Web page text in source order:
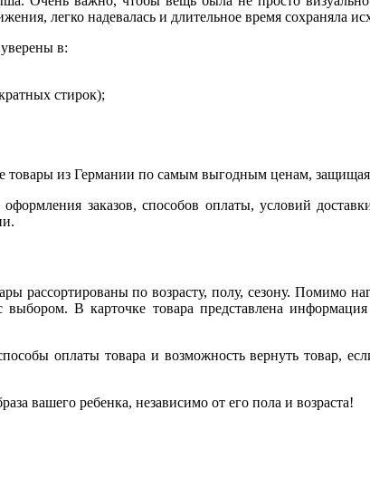
легко надевалась и длительное время сохраняла
в:
стирок);
товары из Германии по самым выгодным ценам,
заказов, способов оплаты, условий
рассортированы по возрасту, полу, сезону. Помимо
В карточке товара представлена информация
оплаты товара и возможность вернуть товар,
вашего ребенка, независимо от его пола и возраста!